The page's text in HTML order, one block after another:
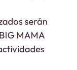
serán
MAMA